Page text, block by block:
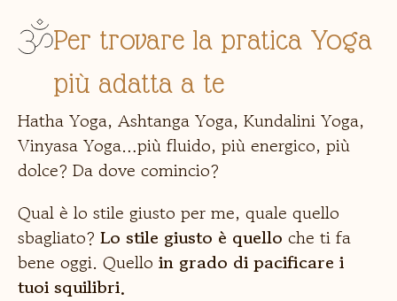
Per trovare la pratica Yoga
più adatta a te
Hatha Yoga, Ashtanga Yoga, Kundalini Yoga,
Vinyasa Yoga…più fluido, più energico, più
dolce? Da dove comincio?
Qual è lo stile giusto per me, quale quello
sbagliato? Lo stile giusto è quello che ti fa
bene oggi. Quello in grado di pacificare i
tuoi squilibri.